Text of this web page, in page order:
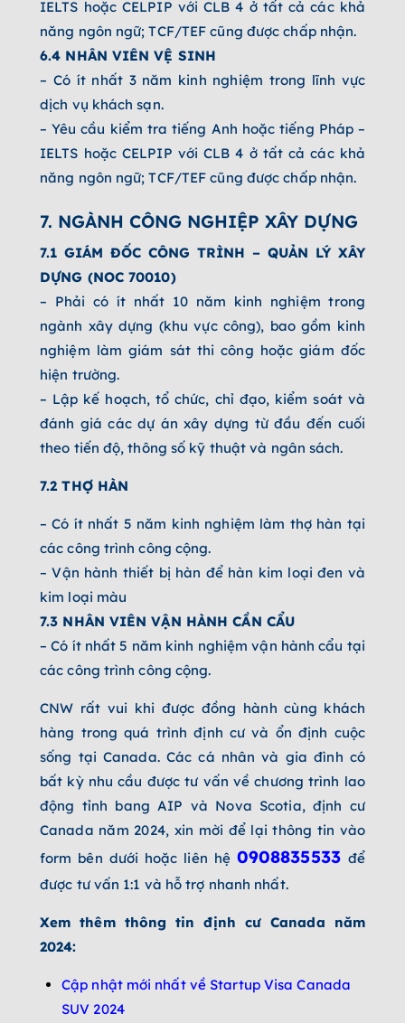
IELTS hoặc CELPIP với CLB 4 ở tất cả các khả
năng ngôn ngữ; TCF/TEF cũng được chấp nhận.
6.4 NHÂN VIÊN VỆ SINH
– Có ít nhất 3 năm kinh nghiệm trong lĩnh vực
dịch vụ khách sạn.
– Yêu cầu kiểm tra tiếng Anh hoặc tiếng Pháp –
IELTS hoặc CELPIP với CLB 4 ở tất cả các khả
năng ngôn ngữ; TCF/TEF cũng được chấp nhận.
7. NGÀNH CÔNG NGHIỆP XÂY DỰNG
7.1 GIÁM ĐỐC CÔNG TRÌNH – QUẢN LÝ XÂY
DỰNG (NOC 70010)
– Phải có ít nhất 10 năm kinh nghiệm trong
ngành xây dựng (khu vực công), bao gồm kinh
nghiệm làm giám sát thi công hoặc giám đốc
hiện trường.
– Lập kế hoạch, tổ chức, chỉ đạo, kiểm soát và
đánh giá các dự án xây dựng từ đầu đến cuối
theo tiến độ, thông số kỹ thuật và ngân sách.
7.2 THỢ HÀN
– Có ít nhất 5 năm kinh nghiệm làm thợ hàn tại
các công trình công cộng.
– Vận hành thiết bị hàn để hàn kim loại đen và
kim loại màu
7.3 NHÂN VIÊN VẬN HÀNH CẦN CẨU
– Có ít nhất 5 năm kinh nghiệm vận hành cẩu tại
các công trình công cộng.
CNW rất vui khi được đồng hành cùng khách
hàng trong quá trình định cư và ổn định cuộc
sống tại Canada. Các cá nhân và gia đình có
bất kỳ nhu cầu được tư vấn về chương trình lao
động tỉnh bang AIP và Nova Scotia, định cư
Canada năm 2024, xin mời để lại thông tin vào
form bên dưới hoặc liên hệ 0908835533 để
được tư vấn 1:1 và hỗ trợ nhanh nhất.
Xem thêm thông tin định cư Canada năm
2024:
Cập nhật mới nhất về Startup Visa Canada
SUV 2024